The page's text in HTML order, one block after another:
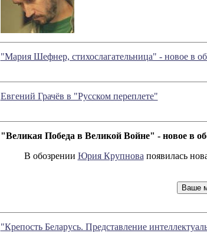
"Мария Шефнер, стихослагательница" - новое в
Евгений Грачёв в "Русском переплете"
"Великая Победа в Великой Войне" - новое в
В обозрении Юрия Крупнова появилась
"Крепость Беларусь. Представление